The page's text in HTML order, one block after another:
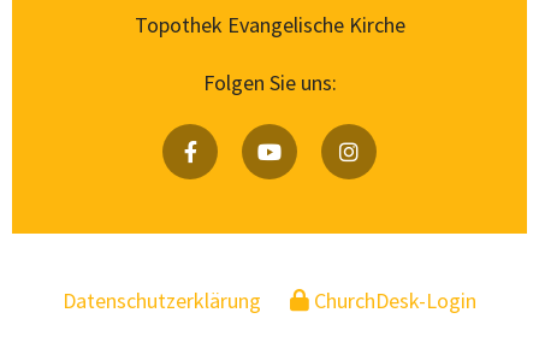
Topothek Evangelische Kirche
Folgen Sie uns:
Datenschutzerklärung ChurchDesk-Login